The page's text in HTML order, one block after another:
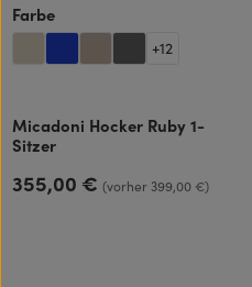
Farbeauswählen
+12
Micadoni Hocker Ruby 1-
Sitzer
Regulärer Preis:
355,00 €(vorher 399,00 €)